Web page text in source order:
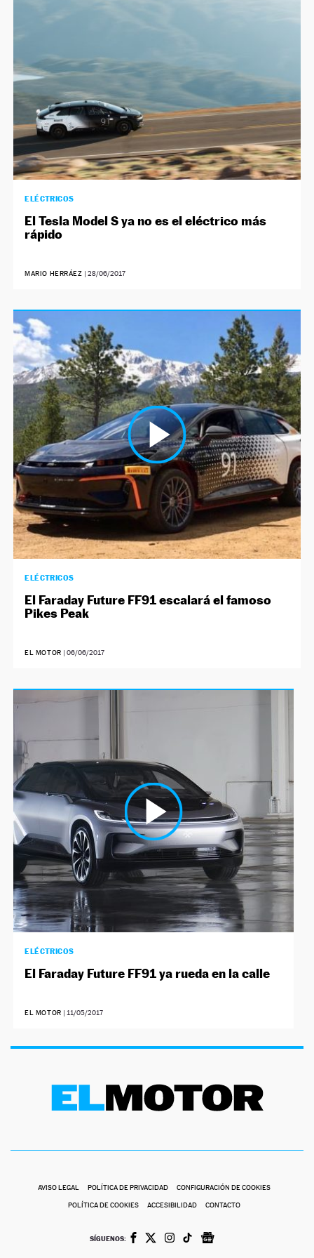
SÍGUENOS
ELÉCTRICOS
El Tesla Model S ya no es el eléctrico más
rápido
MARIO HERRÁEZ | 28/06/2017
ELÉCTRICOS
El Faraday Future FF91 escalará el famoso
Pikes Peak
EL MOTOR | 06/06/2017
ELÉCTRICOS
El Faraday Future FF91 ya rueda en la calle
EL MOTOR | 11/05/2017
AVISO LEGAL POLÍTICA DE PRIVACIDAD CONFIGURACIÓN DE COOKIES
POLÍTICA DE COOKIES ACCESIBILIDAD CONTACTO
SÍGUENOS: